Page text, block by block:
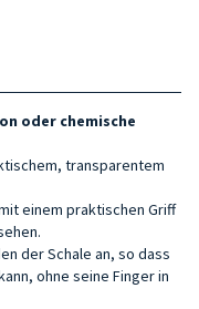
oder chemische
transparentem
einem praktischen Griff
der Schale an, so dass
ohne seine Finger in